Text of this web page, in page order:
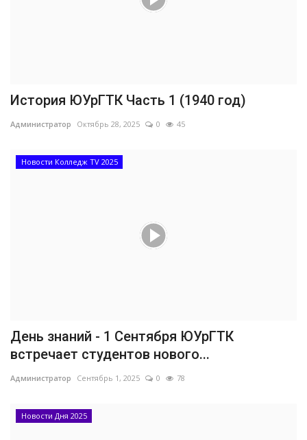
История ЮУрГТК Часть 1 (1940 год)
Администратор Октябрь 28, 2025 0 45
Новости Колледж TV 2025
День знаний - 1 Сентября ЮУрГТК
встречает студентов нового...
Администратор Сентябрь 1, 2025 0 78
Новости Дня 2025